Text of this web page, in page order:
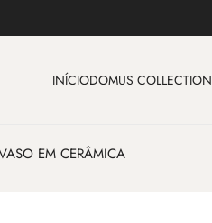
INÍCIODOMUS COLLECTION
EM CERÂMICA